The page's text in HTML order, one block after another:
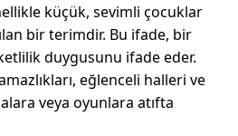
küçük, sevimli çocuklar
bir terimdir. Bu ifade, bir
duygusunu ifade eder.
eğlenceli halleri ve
veya oyunlara atıfta